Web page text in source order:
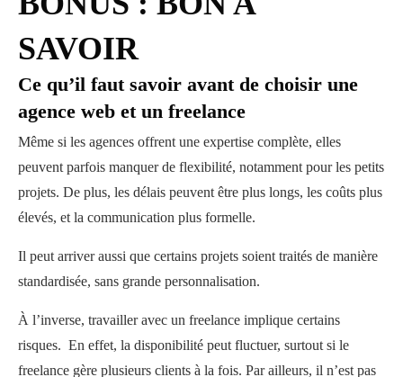
SAVOIR
Ce qu’il faut savoir avant de choisir une
agence web et un freelance
Même si les agences offrent une expertise complète, elles
peuvent parfois manquer de flexibilité, notamment pour les petits
projets. De plus, les délais peuvent être plus longs, les coûts plus
élevés, et la communication plus formelle.
Il peut arriver aussi que certains projets soient traités de manière
standardisée, sans grande personnalisation.
À l’inverse, travailler avec un freelance implique certains
risques. En effet, la disponibilité peut fluctuer, surtout si le
freelance gère plusieurs clients à la fois. Par ailleurs, il n’est pas